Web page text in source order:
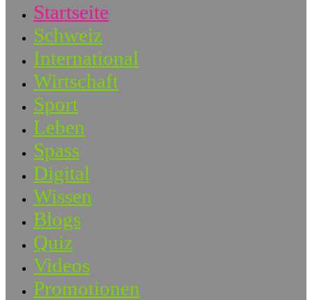
Startseite
Schweiz
International
Wirtschaft
Sport
Leben
Spass
Digital
Wissen
Blogs
Quiz
Videos
Promotionen